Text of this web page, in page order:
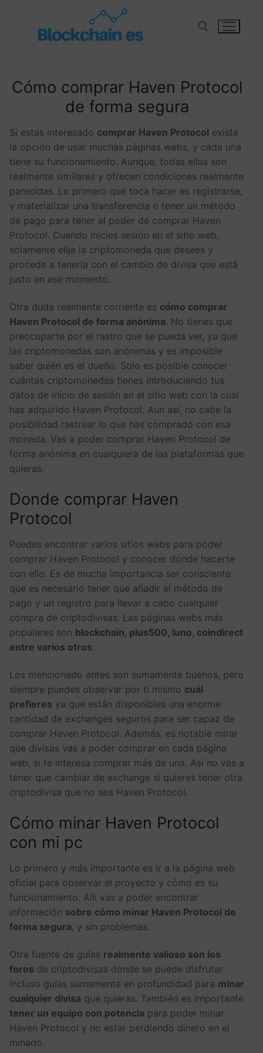
Cómo comprar Haven Protocol
de forma segura
Si estas interesado comprar Haven Protocol existe
la opción de usar muchas páginas webs, y cada una
tiene su funcionamiento. Aunque, todas ellas son
realmente similares y ofrecen condiciones realmente
parecidas. Lo primero que toca hacer es registrarse,
y materializar una transferencia o tener un método
de pago para tener el poder de comprar Haven
Protocol. Cuando inicies sesión en el sitio web,
solamente elije la criptomoneda que desees y
procede a tenerla con el cambio de divisa que está
justo en ese momento.
Otra duda realmente corriente es cómo comprar
Haven Protocol de forma anónima. No tienes que
preocuparte por el rastro que se pueda ver, ya que
las criptomonedas son anónimas y es imposible
saber quién es el dueño. Solo es posible conocer
cuántas criptomonedas tienes introduciendo tus
datos de inicio de sesión en el sitio web con la cual
has adquirido Haven Protocol. Aun así, no cabe la
posibilidad rastrear lo que has comprado con esa
moneda. Vas a poder comprar Haven Protocol de
forma anónima en cualquiera de las plataformas que
quieras.
Donde comprar Haven
Protocol
Puedes encontrar varios sitios webs para poder
comprar Haven Protocol y conocer dónde hacerte
con ello. Es de mucha importancia ser consciente
que es necesario tener que añadir el método de
pago y un registro para llevar a cabo cualquier
compra de criptodivisas. Las páginas webs más
populares son blockchain, plus500, luno, coindirect
entre varios otros.
Los mencionado antes son sumamente buenos, pero
siempre puedes observar por ti mismo cuál
prefieres ya que están disponibles una enorme
cantidad de exchanges seguros para ser capaz de
comprar Haven Protocol. Además, es notable mirar
que divisas vas a poder comprar en cada página
web, si te interesa comprar más de una. Así no vas a
tener que cambiar de exchange si quieres tener otra
criptodivisa que no sea Haven Protocol.
Cómo minar Haven Protocol
con mi pc
Lo primero y más importante es ir a la página web
oficial para observar el proyecto y cómo es su
funcionamiento. Allí vas a poder encontrar
información sobre cómo minar Haven Protocol de
forma segura, y sin problemas.
Otra fuente de guías realmente valioso son los
foros de criptodivisas donde se puede disfrutar
incluso guías sumamente en profundidad para minar
cualquier divisa que quieras. También es importante
tener un equipo con potencia para poder minar
Haven Protocol y no estar perdiendo dinero en el
minado.